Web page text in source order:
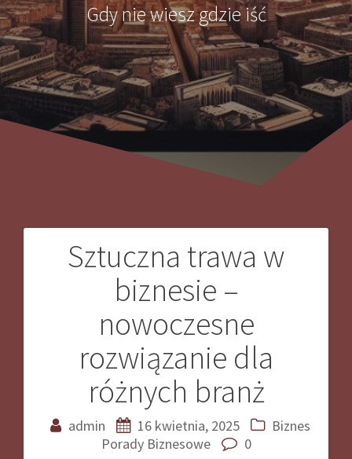
Gdy nie wiesz gdzie iść
Sztuczna trawa w
biznesie –
nowoczesne
rozwiązanie dla
różnych branż
admin 16 kwietnia, 2025
Biznes
Porady Biznesowe
0
Nawigacja